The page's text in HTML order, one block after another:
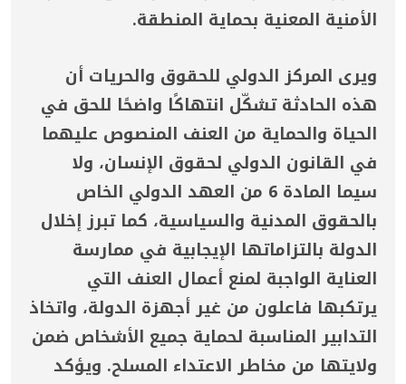
الأمنية المعنية بحماية المنطقة.
ويرى المركز الدولي للحقوق والحريات أن
هذه الحادثة تشكّل انتهاكًا واضحًا للحق في
الحياة والحماية من العنف المنصوص عليهما
في القانون الدولي لحقوق الإنسان، ولا
سيما المادة 6 من العهد الدولي الخاص
بالحقوق المدنية والسياسية، كما تبرز إخلال
الدولة بالتزاماتها الإيجابية في ممارسة
العناية الواجبة لمنع أعمال العنف التي
يرتكبها فاعلون من غير أجهزة الدولة، واتخاذ
التدابير المناسبة لحماية جميع الأشخاص ضمن
ولايتها من مخاطر الاعتداء المسلح. ويؤكد